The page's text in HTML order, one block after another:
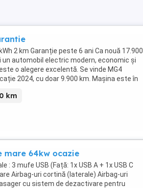
2 km Garanție peste 6 ani Ca nouă 17.900
automobil electric modern, economic și
o alegere excelentă. Se vinde MG4
2024, cu doar 9.900 km. Mașina este în
km
mare 64kw ocazie
: 3 mufe USB (Față: 1x USB A + 1x USB C
Airbag-uri cortină (laterale) Airbag-uri
cu sistem de dezactivare pentru